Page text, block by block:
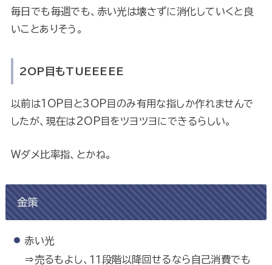
毎日でも毎週でも、赤い光は壊さずに消化していくと良
いことありそう。
2OP目もTUEEEEE
以前は1OP目と3OP目のみ有用な指しか作れませんで
したが、現在は2OP目をツヨツヨにできるらしい。
Wダメ比率指、とかね。
金策
赤い光
⇒売るもよし、１１段階以降回せるなら自己消費でも